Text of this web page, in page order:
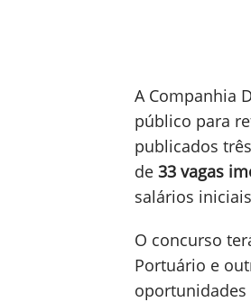
A Companhia
público para
publicados
de 33 vagas
salários
O concurso
Portuário e
oportunidades